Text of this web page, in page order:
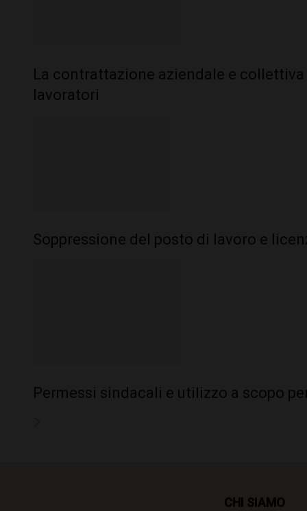
La contrattazione aziendale e
lavoratori
Soppressione del posto di lavoro e
Permessi sindacali e utilizzo a scopo
CHI SIAMO